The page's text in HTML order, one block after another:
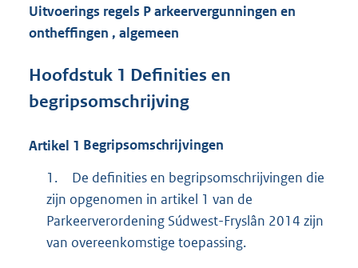
b
Uitvoerings regels Parkeervergunningen en
ontheffingen , algemeen
Hoofdstuk 1 Definities en
begripsomschrijving
Artikel 1 Begripsomschrijvingen
1.
De definities en begripsomschrijvingen die
zijn opgenomen in artikel 1 van de
Parkeerverordening Súdwest-Fryslân 2014 zijn
van overeenkomstige toepassing.